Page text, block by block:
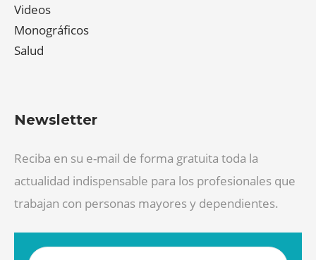
Videos
Monográficos
Salud
Newsletter
Reciba en su e-mail de forma gratuita toda la
actualidad indispensable para los profesionales que
trabajan con personas mayores y dependientes.